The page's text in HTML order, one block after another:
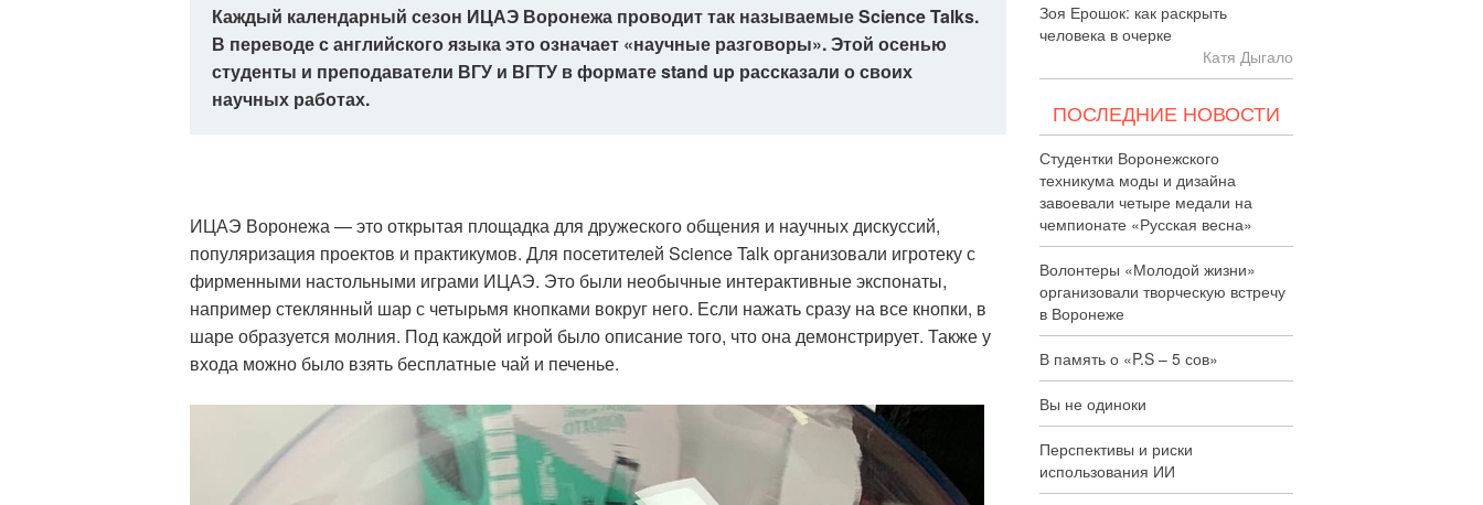
Каждый календарный сезон ИЦАЭ Воронежа проводит так называемые Science Talks.
В переводе с английского языка это означает «научные разговоры». Этой осенью
студенты и преподаватели ВГУ и ВГТУ в формате stand up рассказали о своих
научных работах.
ИЦАЭ Воронежа — это открытая площадка для дружеского общения и научных дискуссий,
популяризация проектов и практикумов. Для посетителей Science Talk организовали игротеку с
фирменными настольными играми ИЦАЭ. Это были необычные интерактивные экспонаты,
например стеклянный шар с четырьмя кнопками вокруг него. Если нажать сразу на все кнопки, в
шаре образуется молния. Под каждой игрой было описание того, что она демонстрирует. Также у
входа можно было взять бесплатные чай и печенье.
Зоя Ерошок: как раскрыть
человека в очерке
Катя Дыгало
ПОСЛЕДНИЕ НОВОСТИ
Студентки Воронежского
техникума моды и дизайна
завоевали четыре медали на
чемпионате «Русская весна»
Волонтеры «Молодой жизни»
организовали творческую встречу
в Воронеже
В память о «P.S – 5 сов»
Вы не одиноки
Перспективы и риски
использования ИИ